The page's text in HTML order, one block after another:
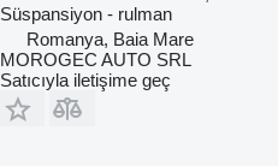
Süspansiyon - rulman
Romanya, Baia Mare
MOROGEC AUTO SRL
Satıcıyla iletişime geç